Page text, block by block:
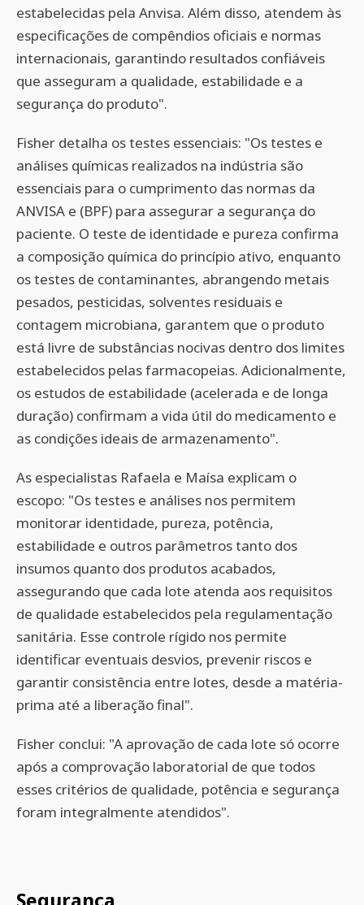
estabelecidas pela Anvisa. Além disso, atendem às
especificações de compêndios oficiais e normas
internacionais, garantindo resultados confiáveis
que asseguram a qualidade, estabilidade e a
segurança do produto".
Fisher detalha os testes essenciais: "Os testes e
análises químicas realizados na indústria são
essenciais para o cumprimento das normas da
ANVISA e (BPF) para assegurar a segurança do
paciente. O teste de identidade e pureza confirma
a composição química do princípio ativo, enquanto
os testes de contaminantes, abrangendo metais
pesados, pesticidas, solventes residuais e
contagem microbiana, garantem que o produto
está livre de substâncias nocivas dentro dos limites
estabelecidos pelas farmacopeias. Adicionalmente,
os estudos de estabilidade (acelerada e de longa
duração) confirmam a vida útil do medicamento e
as condições ideais de armazenamento".
As especialistas Rafaela e Maísa explicam o
escopo: "Os testes e análises nos permitem
monitorar identidade, pureza, potência,
estabilidade e outros parâmetros tanto dos
insumos quanto dos produtos acabados,
assegurando que cada lote atenda aos requisitos
de qualidade estabelecidos pela regulamentação
sanitária. Esse controle rígido nos permite
identificar eventuais desvios, prevenir riscos e
garantir consistência entre lotes, desde a matéria-
prima até a liberação final".
Fisher conclui: "A aprovação de cada lote só ocorre
após a comprovação laboratorial de que todos
esses critérios de qualidade, potência e segurança
foram integralmente atendidos".